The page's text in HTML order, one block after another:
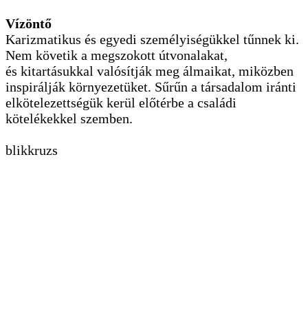
Vízöntő
Karizmatikus és egyedi személyiségükkel tűnnek ki.
Nem követik a megszokott útvonalakat,
és kitartásukkal valósítják meg álmaikat, miközben
inspirálják környezetüket. Sűrűn a társadalom iránti
elkötelezettségük kerül előtérbe a családi
kötelékekkel szemben.
blikkruzs